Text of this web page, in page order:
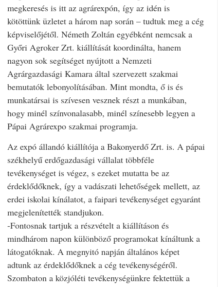
megkeresés is itt az agrárexpón, így az idén is
kötöttünk üzletet a három nap során – tudtuk meg a cég
képviselőjétől. Németh Zoltán egyébként nemcsak a
Győri Agroker Zrt. kiállítását koordinálta, hanem
nagyon sok segítséget nyújtott a Nemzeti
Agrárgazdasági Kamara által szervezett szakmai
bemutatók lebonyolításában. Mint mondta, ő is és
munkatársai is szívesen vesznek részt a munkában,
hogy minél színvonalasabb, minél színesebb legyen a
Pápai Agrárexpo szakmai programja.
Az expó állandó kiállítója a Bakonyerdő Zrt. is. A pápai
székhelyű erdőgazdasági vállalat többféle
tevékenységet is végez, s ezeket mutatta be az
érdeklődőknek, így a vadászati lehetőségek mellett, az
erdei iskolai kínálatot, a faipari tevékenységet egyaránt
megjelenítették standjukon.
-Fontosnak tartjuk a részvételt a kiállításon és
mindhárom napon különböző programokat kínáltunk a
látogatóknak. A megnyitó napján általános képet
adtunk az érdeklődőknek a cég tevékenységéről.
Szombaton a közjóléti tevékenységünkre fektettük a